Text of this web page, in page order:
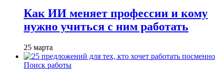
Как ИИ меняет профессии и кому
нужно учиться с ним работать
25 марта
Поиск работы